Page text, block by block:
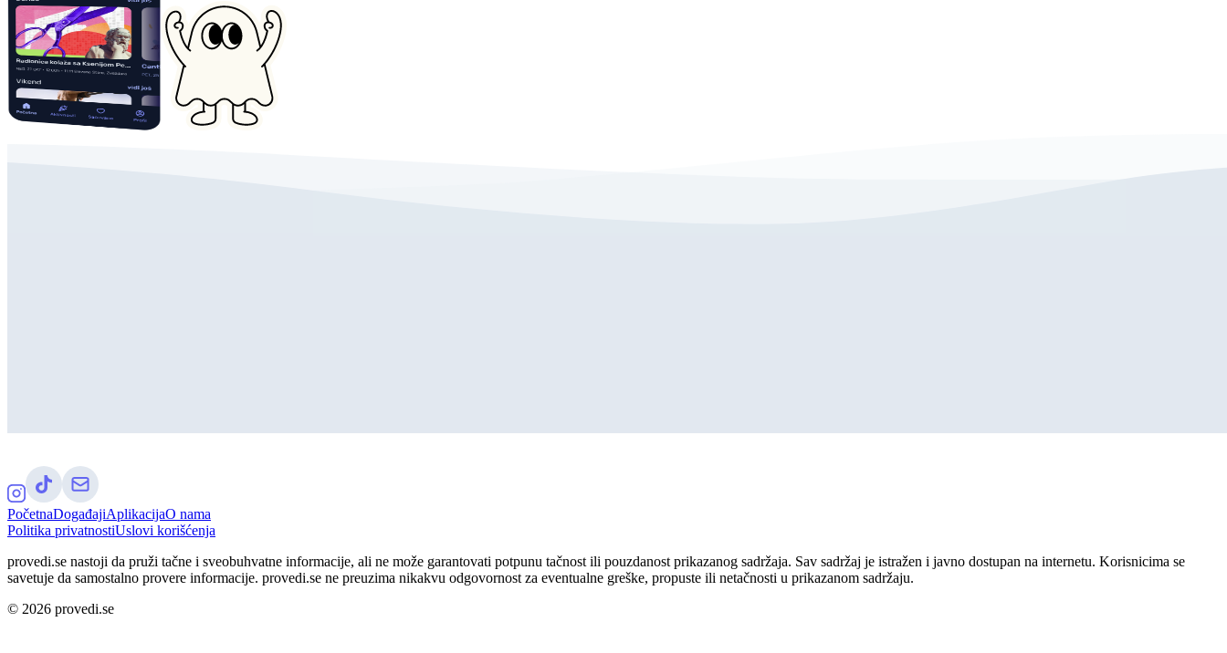
PočetnaDogađajiAplikacijaO nama
Politika privatnostiUslovi korišćenja
provedi.se nastoji da pruži tačne i sveobuhvatne informacije, ali ne može garantovati potpunu tačnost ili pouzdanost prikazanog sadržaja. Sav sadržaj je istražen i javno dostupan na internetu. Korisnicima se
savetuje da samostalno provere informacije. provedi.se ne preuzima nikakvu odgovornost za eventualne greške, propuste ili netačnosti u prikazanom sadržaju.
© 2026 provedi.se